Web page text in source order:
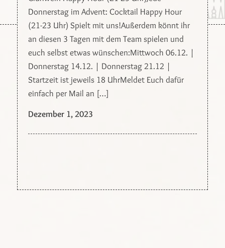
Donnerstag im Advent: Cocktail Happy Hour
(21-23 Uhr) Spielt mit uns!Außerdem könnt ihr
an diesen 3 Tagen mit dem Team spielen und
euch selbst etwas wünschen:Mittwoch 06.12. |
Donnerstag 14.12. | Donnerstag 21.12 |
Startzeit ist jeweils 18 UhrMeldet Euch dafür
einfach per Mail an […]
Dezember 1, 2023